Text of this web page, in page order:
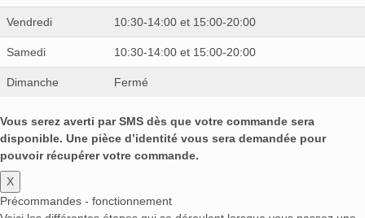
Vendredi 10:30-14:00 et 15:00-20:00
Samedi 10:30-14:00 et 15:00-20:00
Dimanche Fermé
Vous serez averti par SMS dès que votre commande sera
disponible. Une pièce d’identité vous sera demandée pour
pouvoir récupérer votre commande.
X
Précommandes - fonctionnement